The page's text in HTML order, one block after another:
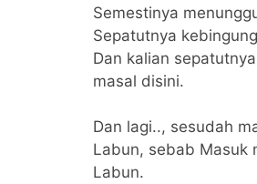
Semestinya
Sepatutnya
Dan kalian
masal disini.
Dan lagi.., sesudah
Labun, sebab Masuk
Labun.